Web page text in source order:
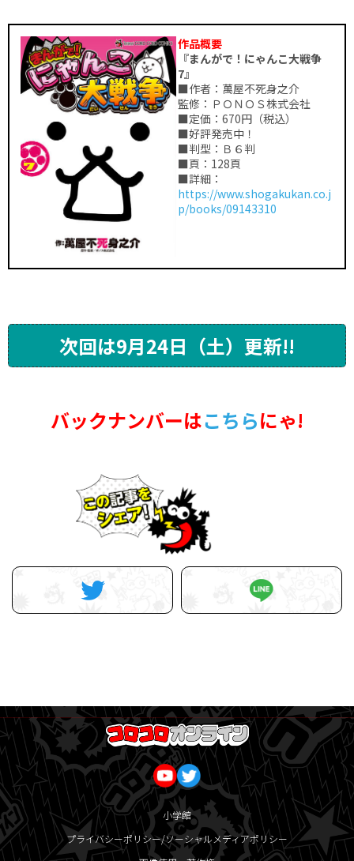
作品概要
『まんがで！にゃんこ大戦争
7』
■作者：萬屋不死身之介
監修：ＰＯＮＯＳ株式会社
■定価：670円（税込）
■好評発売中！
■判型：Ｂ６判
■頁：128頁
■詳細：
https://www.shogakukan.co.j
p/books/09143310
次回は9月24日（土）更新!!
バックナンバーはこちらにゃ!
小学館
プライバシーポリシー/ソーシャルメディアポリシー